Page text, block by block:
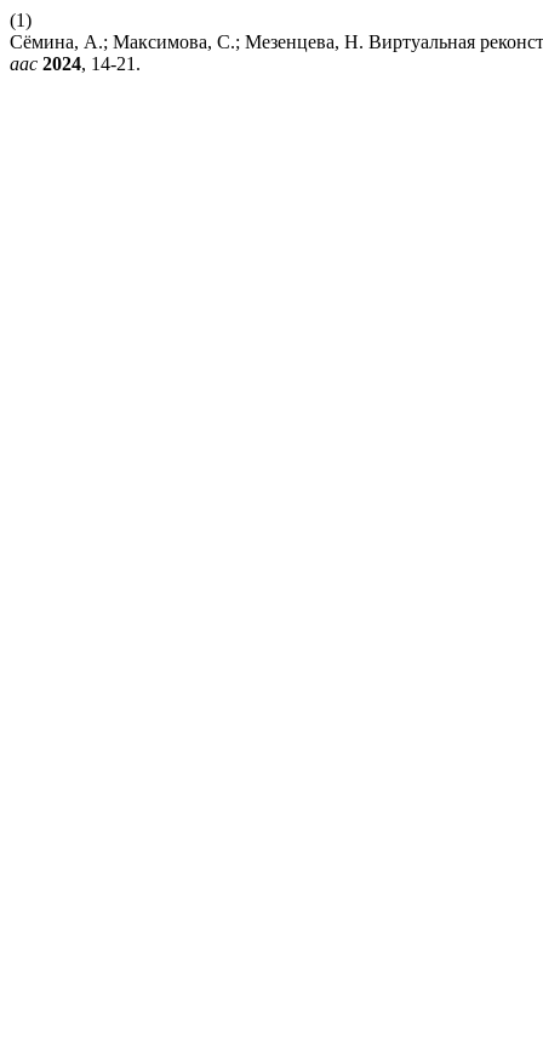
(1)
Сёмина, А.; Максимова, С.; Мезенцева, Н. Виртуальная
aac 2024, 14-21.